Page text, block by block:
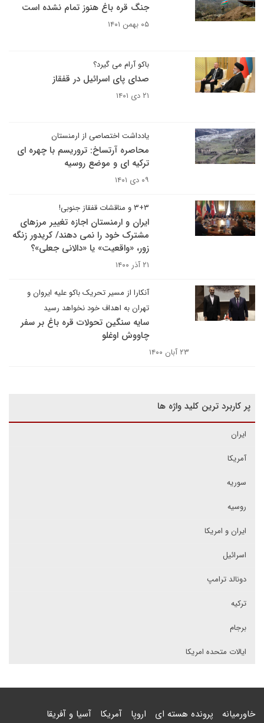
جنگ قره باغ هنوز تمام نشده است
۰۵ بهمن ۱۴۰۱
باکو آرام می گیرد؟
صدای پای اسرائیل در قفقاز
۲۱ دی ۱۴۰۱
یادداشت اختصاصی از ارمنستان
محاصره آرتساخ: تروریسم با چهره ای
ترکیه ای و موضع روسیه
۰۹ دی ۱۴۰۱
۳+۳ و مناقشات قفقاز جنوبی!
ایران و ارمنستان اجازه تغییر مرزهای
مشترک خود را نمی دهند/ کریدور زنگه
زور، «واقعیت» یا «دالانی جعلی»؟
۲۱ آذر ۱۴۰۰
آنکارا از مسیر تحریک باکو علیه ایروان و
تهران به اهداف خود نخواهد رسید
سایه سنگین تحولات قره باغ بر سفر
چاووش اوغلو
۲۳ آبان ۱۴۰۰
پر کاربرد ترین کلید واژه ها
ایران
آمریکا
سوریه
روسیه
ایران و امریکا
اسرائیل
دونالد ترامپ
ترکیه
برجام
ایالات متحده امریکا
خاورمیانه پرونده هسته ای اروپا آمریکا آسیا و آفریقا